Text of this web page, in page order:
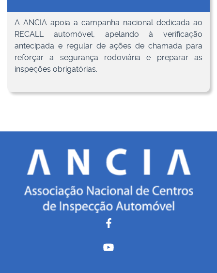
A ANCIA apoia a campanha nacional dedicada ao
RECALL automóvel, apelando à verificação
antecipada e regular de ações de chamada para
reforçar a segurança rodoviária e preparar as
inspeções obrigatórias.